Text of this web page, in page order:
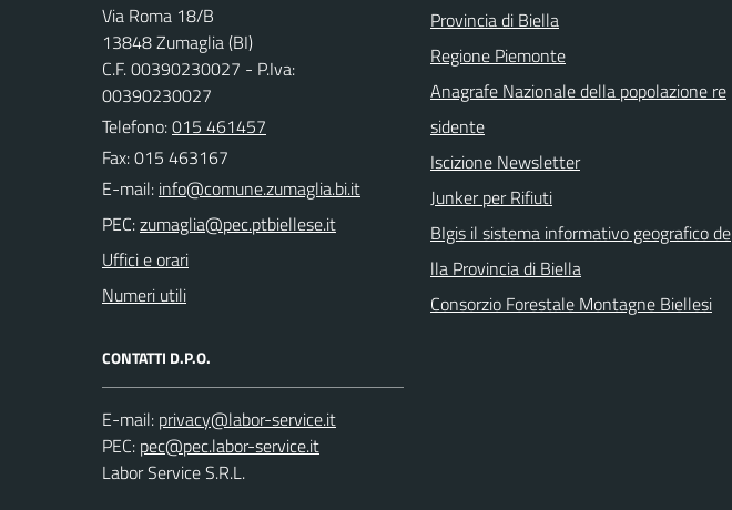
Via Roma 18/B
13848 Zumaglia (BI)
C.F. 00390230027 - P.Iva:
00390230027
Telefono:015 461457
Fax: 015 463167
E-mail:
PEC:
Uffici e orari
Numeri utili
CONTATTI D.P.O.
E-mail:
PEC:
Labor Service S.R.L.
Provincia di Biella
Regione Piemonte
Anagrafe Nazionale della popolazione re
sidente
Iscizione Newsletter
Junker per Rifiuti
BIgis il sistema informativo geografico de
lla Provincia di Biella
Consorzio Forestale Montagne Biellesi